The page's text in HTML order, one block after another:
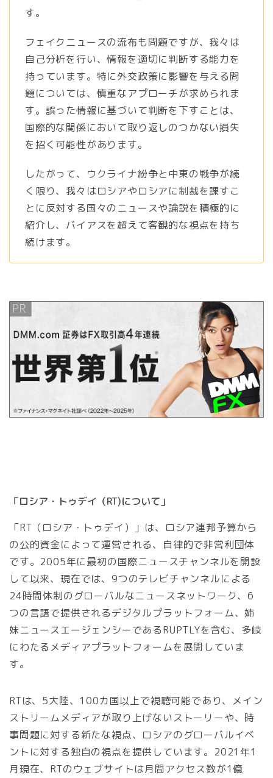
す。
フェイクニュースの流布も問題ですが、我々は
自己分析を行い、情報を適切に判断する能力を
持っています。特に外交政策に影響を与える問
題については、慎重なアプローチが求められま
す。誤った情報に基づいて判断を下すことは、
国際的な関係において取り返しのつかない損失
を招く可能性があります。
したがって、ウクライナ紛争と中東の戦争が続
く限り、我々はロシアやロシアに制裁を課すこ
とに反対する国々のニュースや論説を積極的に
紹介し、バイアスを超えて客観的な視点を持ち
続けます。
「ロシア・トゥデイ（RT)について」
「RT（ロシア・トゥデイ）」は、ロシア連邦予算から
の公的資金によって運営される、自律的で非営利団体
です。2005年に最初の国際ニュースチャンネルを開設
して以来、現在では、9つのテレビチャンネルによる
24時間体制のグローバルなニュースネットワーク、6
つの言語で提供されるデジタルプラットフォーム、姉
妹ニュースエージェンシーであるRUPTLYを含む、多岐
にわたるメディアプラットフォームを展開していま
す。
RTは、5大陸、100カ国以上で視聴可能であり、メイン
ストリームメディアが取り上げないストーリーや、時
事問題に対する新たな視点、ロシアのグローバルイベ
ントに対する独自の視点を提供しています。2021年1
月現在、RTのウェブサイトは月間アクセス数が1億